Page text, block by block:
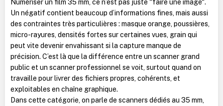
Numériser un film 35 mm, ce n’est pas juste "faire une image".
Un négatif contient beaucoup d’informations fines, mais aussi
des contraintes très particulières : masque orange, poussières,
micro-rayures, densités fortes sur certaines vues, grain qui
peut vite devenir envahissant si la capture manque de
précision. C’est là que la différence entre un scanner grand
public et un scanner professionnel se voit, surtout quand on
travaille pour livrer des fichiers propres, cohérents, et
exploitables en chaîne graphique.
Dans cette catégorie, on parle de scanners dédiés au 35 mm,